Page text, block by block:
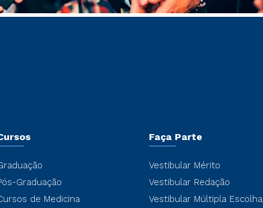
Graduação
de Medicina
Faça Parte
Vestibular Mérito
Vestibular Redação
Vestibular Múltipla Escolha